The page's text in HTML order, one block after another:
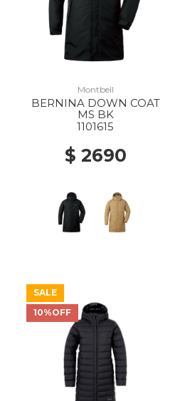
Montbell
BERNINA DOWN COAT
MS BK
1101615
$ 2690
SALE
10%OFF